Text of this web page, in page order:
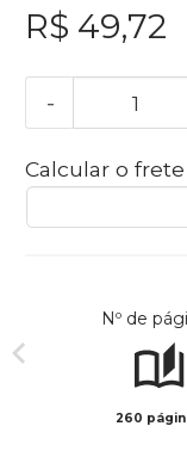
R$ 49,72
-
Calcular o frete
Nº de
260